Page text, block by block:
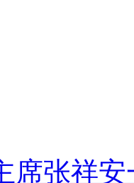
席张祥